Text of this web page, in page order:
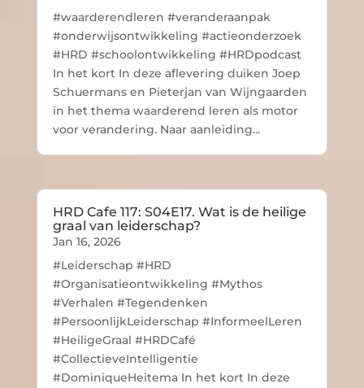
#waarderendleren #veranderaanpak
#onderwijsontwikkeling #actieonderzoek
#HRD #schoolontwikkeling #HRDpodcast
In het kort In deze aflevering duiken Joep
Schuermans en Pieterjan van Wijngaarden
in het thema waarderend leren als motor
voor verandering. Naar aanleiding...
HRD Cafe 117: S04E17. Wat is de heilige
graal van leiderschap?
Jan 16, 2026
#Leiderschap #HRD
#Organisatieontwikkeling #Mythos
#Verhalen #Tegendenken
#PersoonlijkLeiderschap #InformeelLeren
#HeiligeGraal #HRDCafé
#CollectieveIntelligentie
#DominiqueHeitema In het kort In deze